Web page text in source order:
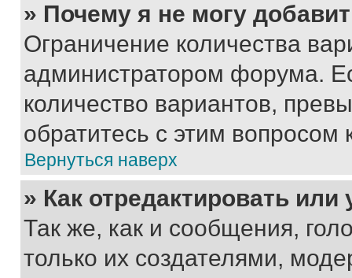
» Почему я не могу
Ограничение количества
администратором форума.
количество вариантов,
обратитесь с этим вопросом
Вернуться наверх
» Как отредактировать
Так же, как и сообщения,
только их создателями,